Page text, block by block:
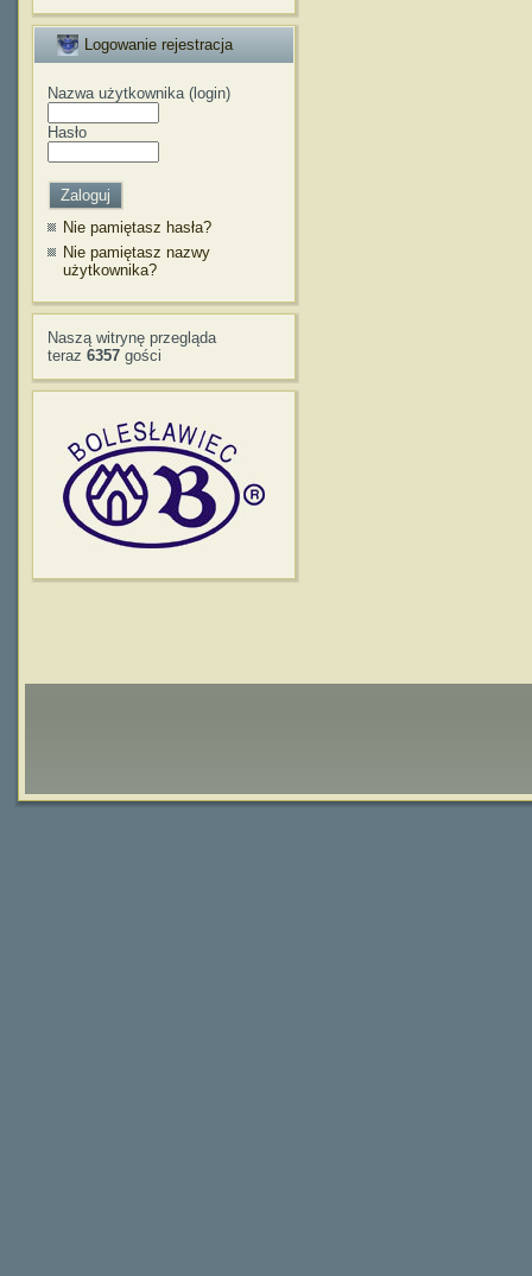
Logowanie rejestracja
Nazwa użytkownika (login)
Hasło
Nie pamiętasz hasła?
Nie pamiętasz nazwy
użytkownika?
Naszą witrynę przegląda
teraz 6357 gości